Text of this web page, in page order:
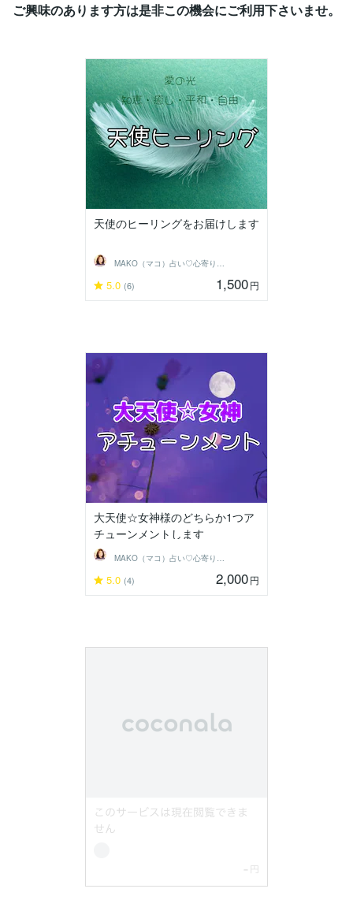
ご興味のあります方は是非この機会にご利用下さいませ。
天使のヒーリングをお届けします
MAKO（マコ）占い♡心寄り添うヒーラー
5.0 (6) 1,500円
大天使☆女神様のどちらか1つア
チューンメントします
5.0 (4) 2,000円